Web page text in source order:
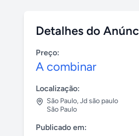
Detalhes do
Preço:
A combinar
Localização:
São Paulo,Jd são paulo
São Paulo
Publicado em: